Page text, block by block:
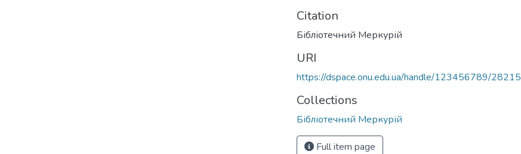
Citation
Бібліотечний Меркурій
URI
https://dspace.onu.edu.ua/handle/123456789/28215
Collections
Бібліотечний Меркурій
Full item page